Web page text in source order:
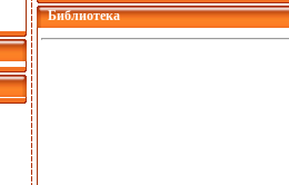
Библиотека